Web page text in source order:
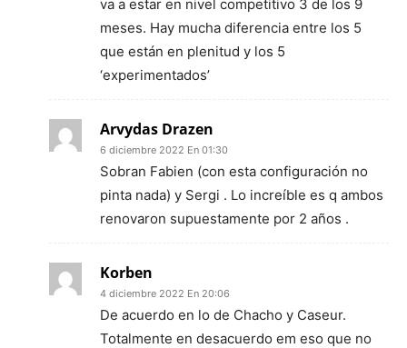
va a estar en nivel competitivo 3 de los 9
meses. Hay mucha diferencia entre los 5
que están en plenitud y los 5
‘experimentados’
Arvydas Drazen
6 diciembre 2022 En 01:30
Sobran Fabien (con esta configuración no
pinta nada) y Sergi . Lo increíble es q ambos
renovaron supuestamente por 2 años .
Korben
4 diciembre 2022 En 20:06
De acuerdo en lo de Chacho y Caseur.
Totalmente en desacuerdo em eso que no